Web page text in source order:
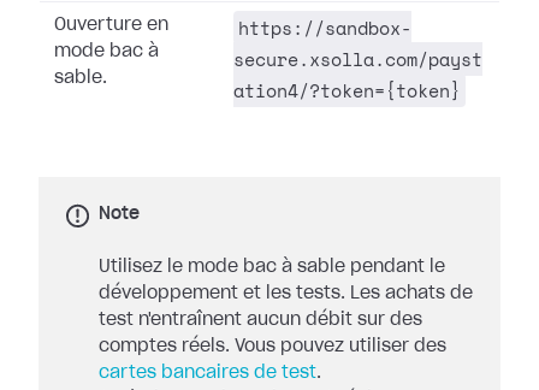
Ouverture en
mode bac à
sable.
https://sandbox-
secure.xsolla.com/payst
ation4/?token={token}
Note
Utilisez le mode bac à sable pendant le
développement et les tests. Les achats de
test n'entraînent aucun débit sur des
comptes réels. Vous pouvez utiliser des
cartes bancaires de test.